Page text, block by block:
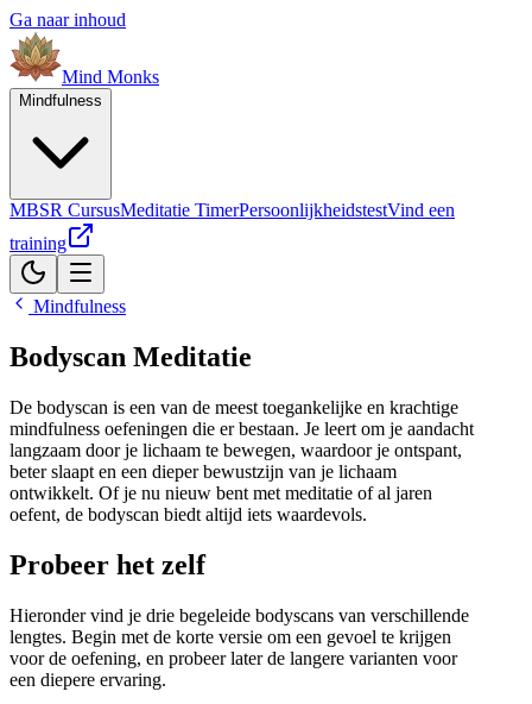
Ga naar inhoud
Mind Monks
Mindfulness
MBSR CursusMeditatie TimerPersoonlijkheidstestVind een
training
Mindfulness
Bodyscan Meditatie
De bodyscan is een van de meest toegankelijke en krachtige
mindfulness oefeningen die er bestaan. Je leert om je aandacht
langzaam door je lichaam te bewegen, waardoor je ontspant,
beter slaapt en een dieper bewustzijn van je lichaam
ontwikkelt. Of je nu nieuw bent met meditatie of al jaren
oefent, de bodyscan biedt altijd iets waardevols.
Probeer het zelf
Hieronder vind je drie begeleide bodyscans van verschillende
lengtes. Begin met de korte versie om een gevoel te krijgen
voor de oefening, en probeer later de langere varianten voor
een diepere ervaring.